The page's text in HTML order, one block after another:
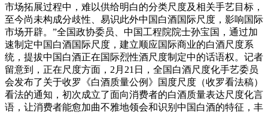
市场拓展过程中，难以供给明白的分类尺度及相关手艺目标，
至今尚未构成分歧性、易识此外中国白酒国际尺度，影响国际
市场开辟。”全国政协委员、中国工程院院士孙宝国，通过加
速制定中国白酒国际尺度，建立顺应国际商业的白酒尺度系
统，提拔中国白酒正在国际烈性酒尺度制定中的话语权。记者
留意到，正在尺度方面，2月21日，全国白酒尺度化手艺委员
会发布了关于收罗《白酒质量公例》国度尺度（收罗看法稿）
看法的通知，初次成立了面向消费者的白酒质量表达尺度化言
语，让消费者能愈加曲不雅地领会和识别中国白酒的特征，丰